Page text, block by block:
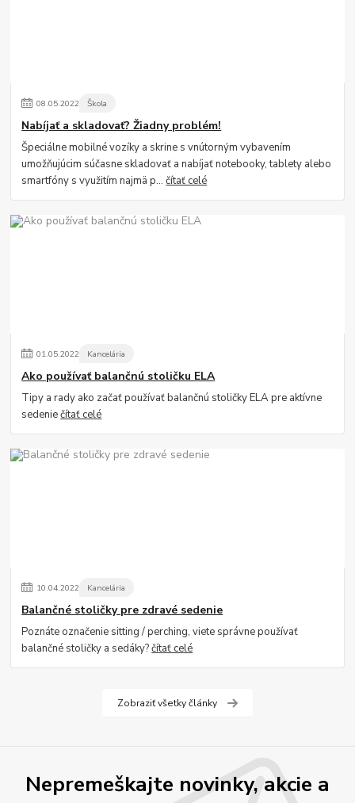
08.05.2022 Škola
Nabíjať a skladovať? Žiadny problém!
Špeciálne mobilné vozíky a skrine s vnútorným vybavením
umožňujúcim súčasne skladovať a nabíjať notebooky, tablety alebo
smartfóny s využitím najmä p...čítať celé
01.05.2022 Kancelária
Ako používať balančnú stoličku ELA
Tipy a rady ako začať používať balančnú stoličky ELA pre aktívne
sedeniečítať celé
10.04.2022 Kancelária
Balančné stoličky pre zdravé sedenie
Poznáte označenie sitting / perching, viete správne používať
balančné stoličky a sedáky?čítať celé
Zobraziť všetky články
Nepremeškajte novinky, akcie a